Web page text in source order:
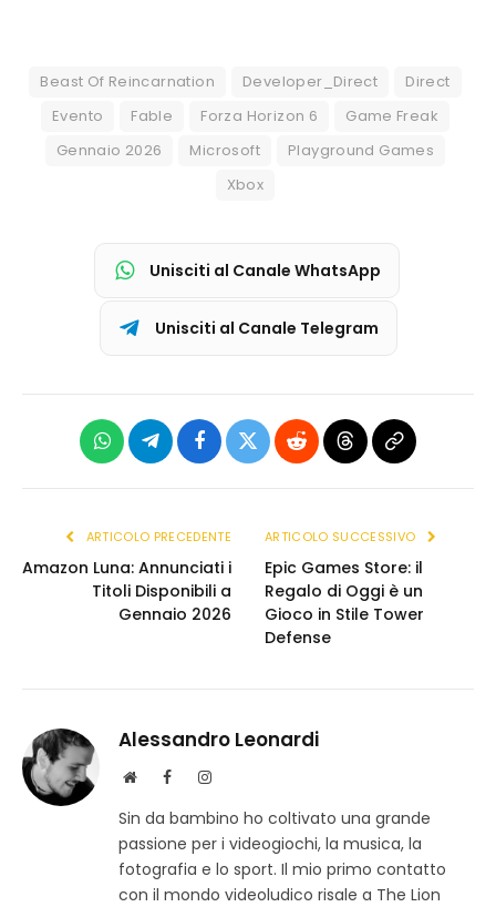
Beast Of Reincarnation Developer_Direct
Direct
Evento
Fable Forza Horizon 6
Game Freak
Gennaio 2026
Microsoft
Playground Games
Xbox
Unisciti al Canale WhatsApp
Unisciti al Canale Telegram
WhatsAppTelegramFacebook
X
RedditThreadsCopia
ARTICOLO PRECEDENTE
Amazon Luna: Annunciati i
Titoli Disponibili a
Gennaio 2026
ARTICOLO SUCCESSIVO
Epic Games Store: il
Regalo di Oggi è un
Gioco in Stile Tower
Defense
Alessandro Leonardi
S
t
o
w
F
c
e
b
I
s
t
a
Sin da bambino ho coltivato una grande
passione per i videogiochi, la musica, la
fotografia e lo sport. Il mio primo contatto
con il mondo videoludico risale a The Lion